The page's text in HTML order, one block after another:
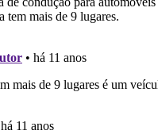
o código da estrada